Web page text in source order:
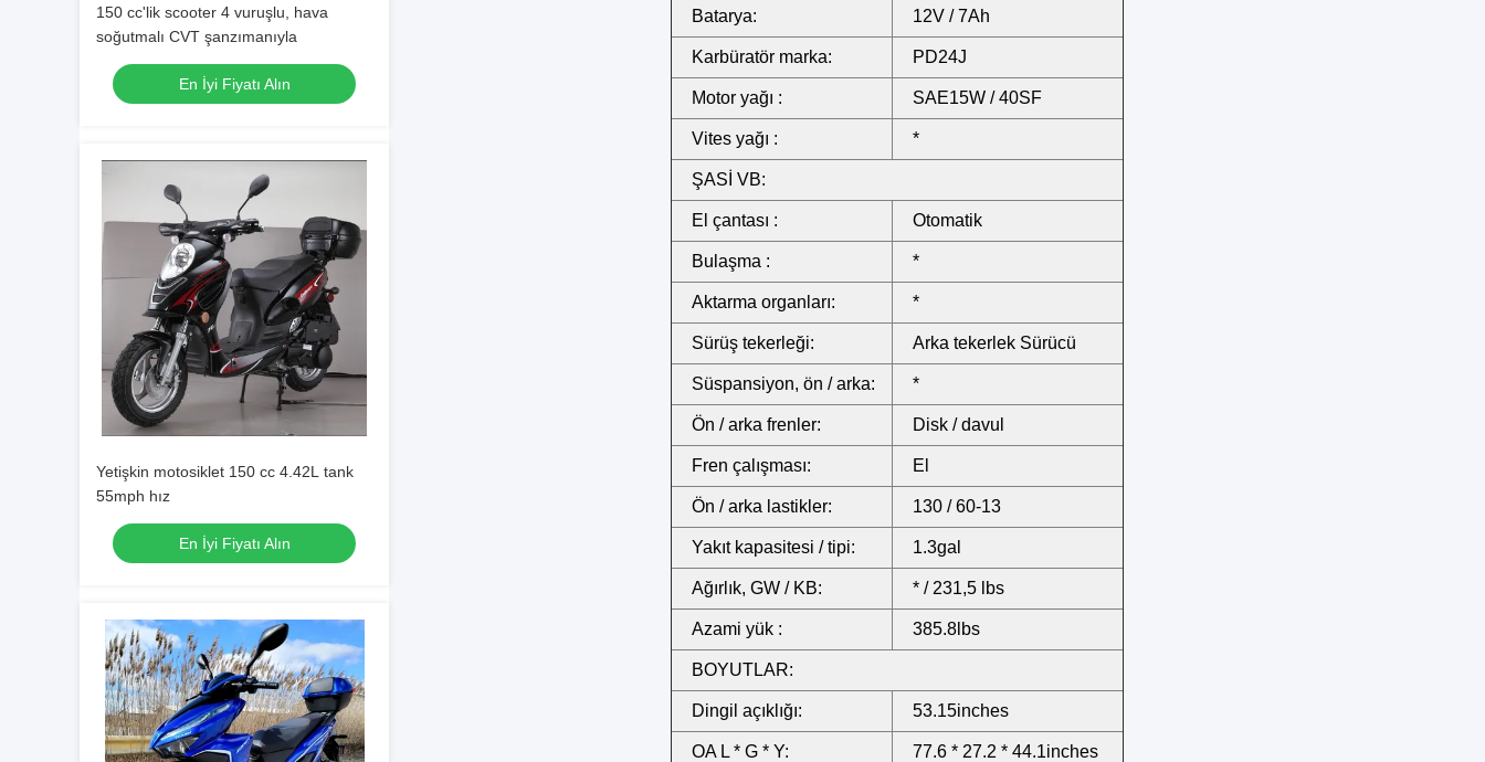
150 cc'lik scooter 4 vuruşlu, hava
soğutmalı CVT şanzımanıyla
En İyi Fiyatı Alın
Yetişkin motosiklet 150 cc 4.42L tank
55mph hız
En İyi Fiyatı Alın
Batarya: 12V / 7Ah
Karbüratör marka: PD24J
Motor yağı : SAE15W / 40SF
Vites yağı : *
ŞASİ VB:
El çantası : Otomatik
Bulaşma : *
Aktarma organları: *
Sürüş tekerleği: Arka tekerlek Sürücü
Süspansiyon, ön / arka: *
Ön / arka frenler: Disk / davul
Fren çalışması: El
Ön / arka lastikler: 130 / 60-13
Yakıt kapasitesi / tipi: 1.3gal
Ağırlık, GW / KB: * / 231,5 lbs
Azami yük : 385.8lbs
BOYUTLAR:
Dingil açıklığı: 53.15inches
OA L * G * Y: 77.6 * 27.2 * 44.1inches